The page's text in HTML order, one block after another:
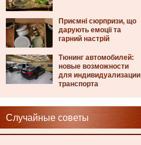
Приємні сюрпризи, що
дарують емоції та
гарний настрій
Тюнинг автомобилей:
новые возможности
для индивидуализации
транспорта
Случайные советы